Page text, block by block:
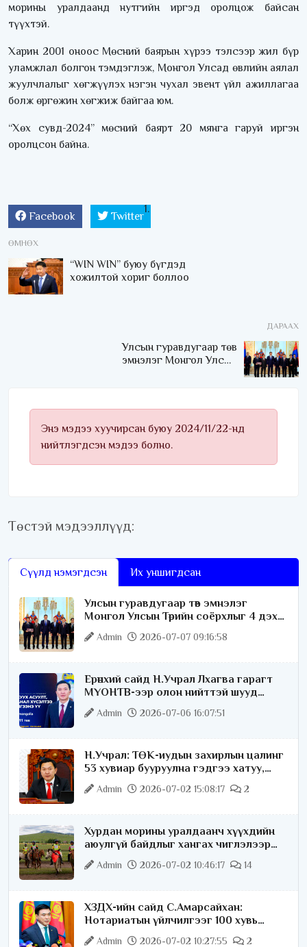
морины уралдаанд нутгийн иргэд оролцож байсан
түүхтэй.
Харин 2001 оноос Мөсний баярын хүрээ тэлсээр жил бүр
уламжлал болгон тэмдэглэж, Монгол Улсад өвлийн аялал
жуулчлалыг хөгжүүлэх нэгэн чухал эвент үйл ажиллагаа
болж өргөжин хөгжиж байгаа юм.
“Хөх сувд-2024” мөсний баярт 20 мянга гаруй иргэн
оролцсон байна.
Facebook Twitter
ӨМНӨХ
“WIN WIN” буюу бүгдэд
хожилтой хориг боллоо
ДАРААХ
Улсын гуравдугаар төв
эмнэлэг Монгол Улсын
Энэ мэдээ хуучирсан буюу 2024/11/22-нд
нийтлэгдсэн мэдээ болно.
Төстэй мэдээллүүд:
Сүүлд нэмэгдсэн Их уншигдсан
Улсын гуравдугаар төв эмнэлэг
Монгол Улсын Төрийн соёрхлыг 4 дэх
удаагаа хүртлээ
Admin 2026-07-07 09:16:58
Ерөнхий сайд Н.Учрал Лхагва гарагт
МҮОНТВ-ээр олон нийттэй шууд
ярилцана
Admin 2026-07-06 16:07:51
Н.Учрал: ТӨК-иудын захирлын цалинг
53 хувиар бууруулна гэдгээ хатуу,
хариуцлагатайгаар хэлье
Admin 2026-07-02 15:08:17 2
Хурдан морины уралдаанч хүүхдийн
аюулгүй байдлыг хангах чиглэлээр
ажиллаж байна
Admin 2026-07-02 10:46:17 14
ХЗДХ-ийн сайд С.Амарсайхан:
Нотариатын үйлчилгээг 100 хувь
цахимжуулна
Admin 2026-07-02 10:27:55 2